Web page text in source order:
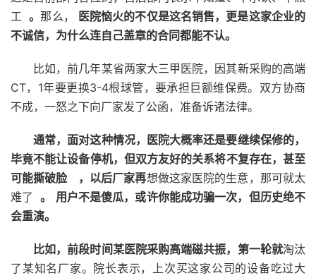
工。那么，
医院恼火的不仅是这名销售，更是这家企业的
不诚信，为什么连自己盖章的合同都能不认。
比如，前几年某省两家大三甲医院，因其新采购的高端
CT，1年要更换3-4根球管，要承担巨额维保费。双方协商
不成，一怒之下向厂家发了公函，准备诉诸法律。
通常，面对这种情况，医院大概率还是要继续保修的，
毕竟不能让设备停机，但双方友好的关系将不复存在，甚至
可能撕破脸
，以后厂家再想做这家医院的生意，那可就太
难了。
用户不是傻瓜，或许你能成功骗一次，但历史绝不
会重演。
比如，前段时间某医院采购高端磁共振，第一轮就淘汰
了某知名厂家。院长表示，上次买这家公司的设备吃过大